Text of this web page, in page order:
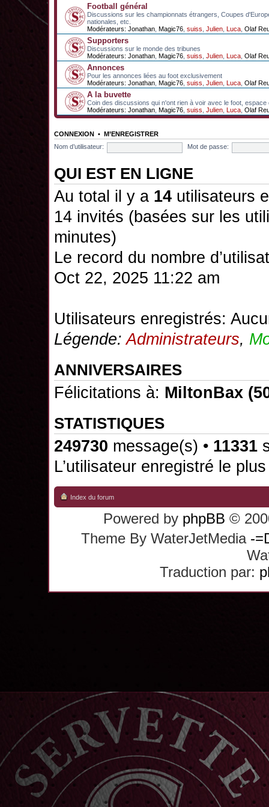
Football général
Discussions sur les championnats étrangers, Coupes
nationales, etc.
Modérateurs: Jonathan Magic76 suiss Julien Luca Olaf
Supporters
Discussions sur le monde des tribunes
Modérateurs: Jonathan Magic76 suiss Julien Luca Olaf
Annonces
Pour les annonces liées au foot exclusivement
Modérateurs: Jonathan Magic76 suiss Julien Luca Olaf
A la buvette
Coin des discussions qui n'ont rien à voir avec le foot, espace
Modérateurs: Jonathan Magic76 suiss Julien Luca Olaf
CONNEXION • M’ENREGISTRER
Nom d’utilisateur:
Mot de passe:
QUI EST EN LIGNE
Au total il y a 14 utilisateurs
14 invités (basées sur les
minutes)
Le record du nombre
Oct 22, 2025 11:22 am
Utilisateurs enregistrés:
Légende:Administrateurs,
ANNIVERSAIRES
Félicitations à: MiltonBax
STATISTIQUES
249730 message(s) • 11331
L’utilisateur enregistré le
Index du forum
Powered by phpBB ©
Theme By WaterJetMedia -
Traduction par: